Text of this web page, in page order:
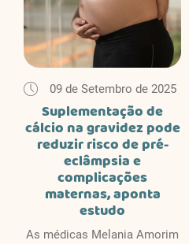
09 de Setembro de 2025
Suplementação de
cálcio na gravidez pode
reduzir risco de pré-
eclâmpsia e
complicações
maternas, aponta
estudo
As médicas Melania Amorim